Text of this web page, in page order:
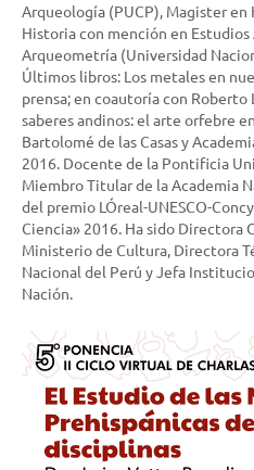
Arqueología (PUCP), Magister
Historia con mención en
Arqueometría (Universidad
Últimos libros: Los metales en
prensa; en coautoría con Roberto
saberes andinos: el arte orfebre
Bartolomé de las Casas y
2016. Docente de la Pontificia
Miembro Titular de la Academia
del premio LÓreal-UNESCO-
Ciencia» 2016. Ha sido Directora
Ministerio de Cultura, Directora
Nacional del Perú y Jefa
Nación.